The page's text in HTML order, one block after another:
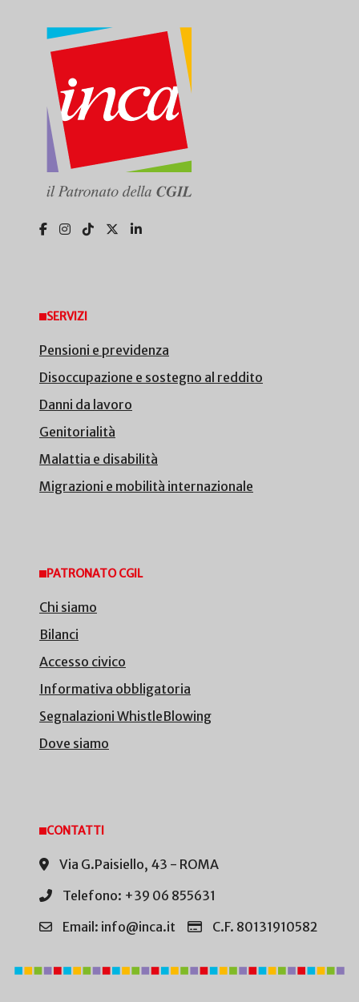
SERVIZI
Pensioni e previdenza
Disoccupazione e sostegno al reddito
Danni da lavoro
Genitorialità
Malattia e disabilità
Migrazioni e mobilità internazionale
PATRONATO CGIL
Chi siamo
Bilanci
Accesso civico
Informativa obbligatoria
Segnalazioni WhistleBlowing
Dove siamo
CONTATTI
Via G.Paisiello, 43 - ROMA
Telefono: +39 06 855631
Email: info@inca.it
C.F. 80131910582